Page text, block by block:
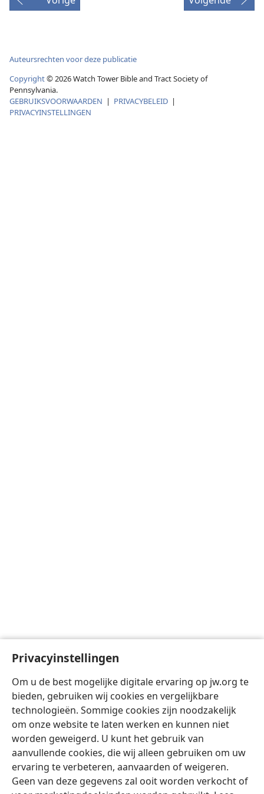
Privacyinstellingen
Om u de best mogelijke digitale ervaring op jw.org te
bieden, gebruiken wij cookies en vergelijkbare
technologieën. Sommige cookies zijn noodzakelijk
om onze website te laten werken en kunnen niet
worden geweigerd. U kunt het gebruik van
aanvullende cookies, die wij alleen gebruiken om uw
ervaring te verbeteren, aanvaarden of weigeren.
Geen van deze gegevens zal ooit worden verkocht of
Auteursrechten voor deze publicatie
Copyright© 2026 Watch Tower Bible and Tract Society of
Pennsylvania.
GEBRUIKSVOORWAARDEN | PRIVACYBELEID |
PRIVACYINSTELLINGEN